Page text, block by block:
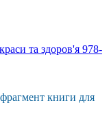
книги для